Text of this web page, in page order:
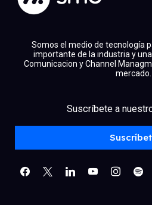
Somos el medio de tecnología
importante de la industria y
Comunicacion y Channel
mercado.
Suscríbete a
linkedinyoutubeinstagram